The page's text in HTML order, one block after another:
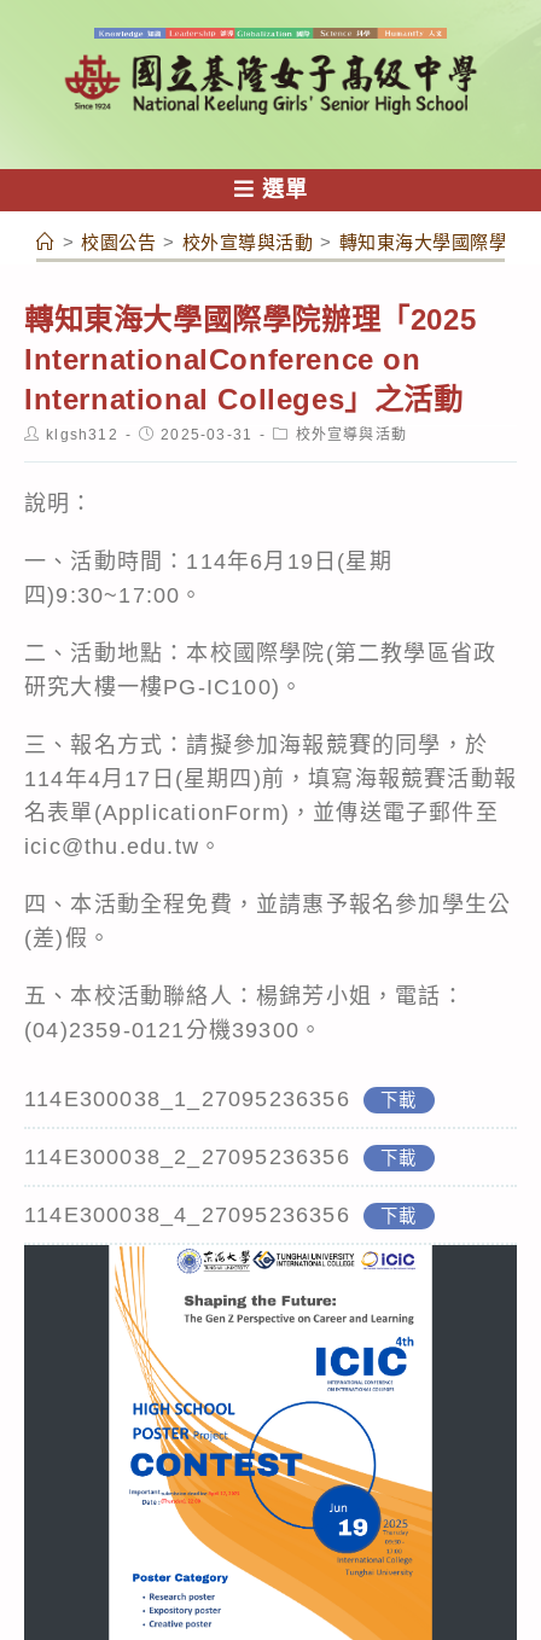
容
選單
> 校園公告 > 校外宣導與活動 > 轉知東海大學國際學院
轉知東海大學國際學院辦理「2025
InternationalConference on
International Colleges」之活動
Postklgsh312
Post2025-03-31
Post校外宣導與活動
說明：
一、活動時間：114年6月19日(星期
四)9:30~17:00。
二、活動地點：本校國際學院(第二教學區省政
研究大樓一樓PG-IC100)。
三、報名方式：請擬參加海報競賽的同學，於
114年4月17日(星期四)前，填寫海報競賽活動報
名表單(ApplicationForm)，並傳送電子郵件至
icic@thu.edu.tw。
四、本活動全程免費，並請惠予報名參加學生公
(差)假。
五、本校活動聯絡人：楊錦芳小姐，電話：
(04)2359-0121分機39300。
114E300038_1_27095236356 下載
114E300038_2_27095236356 下載
114E300038_4_27095236356 下載